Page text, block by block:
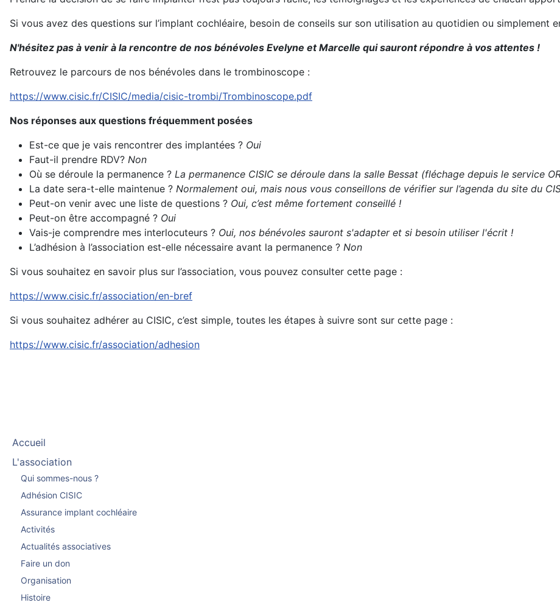
Si vous avez des questions sur l’implant cochléaire, besoin de conseils sur son utilisation au quotidien ou simplement
N'hésitez pas à venir à la rencontre de nos bénévoles Evelyne et Marcelle qui sauront répondre à vos attentes !
Retrouvez le parcours de nos bénévoles dans le trombinoscope :
https://www.cisic.fr/CISIC/media/cisic-trombi/Trombinoscope.pdf
Nos réponses aux questions fréquemment posées
Est-ce que je vais rencontrer des implantées ? Oui
Faut-il prendre RDV? Non
Où se déroule la permanence ? La permanence CISIC se déroule dans la salle Bessat (fléchage depuis le service
La date sera-t-elle maintenue ? Normalement oui, mais nous vous conseillons de vérifier sur l’agenda du site du
Peut-on venir avec une liste de questions ? Oui, c’est même fortement conseillé !
Peut-on être accompagné ? Oui
Vais-je comprendre mes interlocuteurs ? Oui, nos bénévoles sauront s'adapter et si besoin utiliser l'écrit !
L’adhésion à l’association est-elle nécessaire avant la permanence ? Non
Si vous souhaitez en savoir plus sur l’association, vous pouvez consulter cette page :
https://www.cisic.fr/association/en-bref
Si vous souhaitez adhérer au CISIC, c’est simple, toutes les étapes à suivre sont sur cette page :
https://www.cisic.fr/association/adhesion
Accueil
L'association
Qui sommes-nous ?
Adhésion CISIC
Assurance implant cochléaire
Activités
Actualités associatives
Faire un don
Organisation
Histoire